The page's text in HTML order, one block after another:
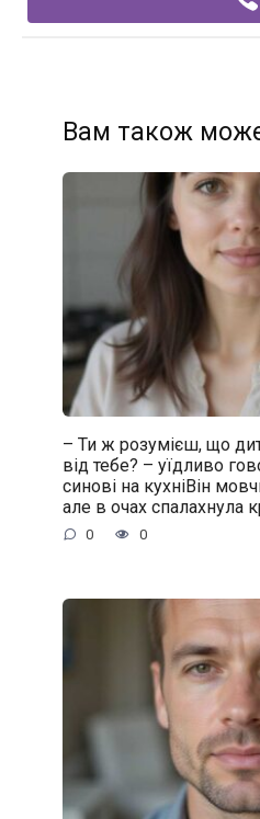
Вам також
– Ти ж розумієш, що
від тебе? – уїдливо
синові на кухніВін
але в очах спалахнула
0 0